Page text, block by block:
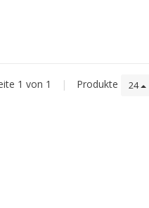
1 von 1 | Produkte 24